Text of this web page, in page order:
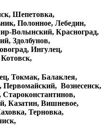
Шепетовка,
Полонное, Лебедин,
Волынский, Красноград,
Здолбунов,
Ингулец,
Токмак, Балаклея,
Вознесенск,
Казатин, Вишневое,
Терновка,